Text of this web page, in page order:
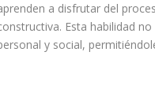
a disfrutar del
Esta habilidad
y social,